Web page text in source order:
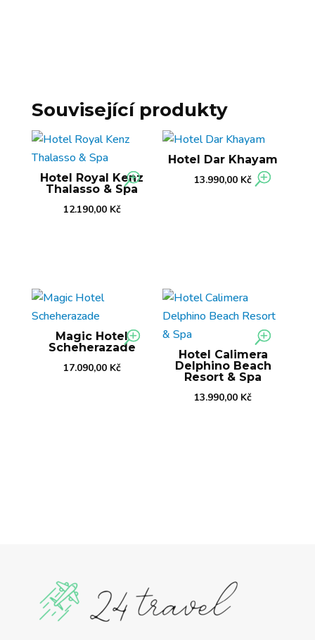
Související produkty
Hotel Royal Kenz
Thalasso & Spa
12.190,00 Kč
Hotel Dar Khayam
13.990,00 Kč
Magic Hotel
Scheherazade
17.090,00 Kč
Hotel Calimera
Delphino Beach
Resort & Spa
13.990,00 Kč